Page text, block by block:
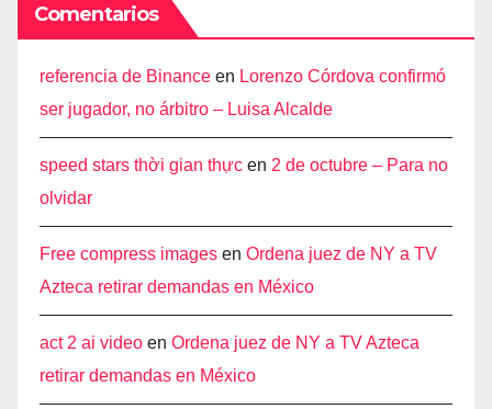
Comentarios
referencia de Binance en Lorenzo Córdova confirmó
ser jugador, no árbitro – Luisa Alcalde
speed stars thời gian thực en 2 de octubre – Para no
olvidar
Free compress images en Ordena juez de NY a TV
Azteca retirar demandas en México
act 2 ai video en Ordena juez de NY a TV Azteca
retirar demandas en México